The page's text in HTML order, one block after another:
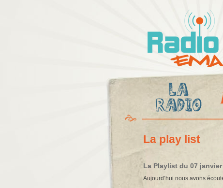
La play list
La Playlist du 07 janvier
Aujourd’hui nous avons